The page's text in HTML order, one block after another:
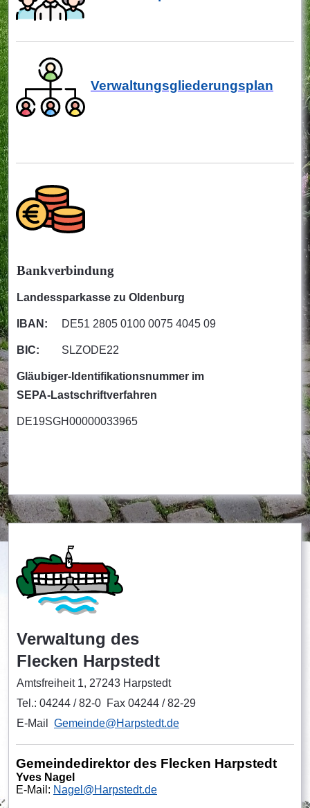
Verwaltungsgliederungsplan
Bankverbindung
Landessparkasse zu Oldenburg
IBAN: DE51 2805 0100 0075 4045 09
BIC: SLZODE22
Gläubiger-Identifikationsnummer im
SEPA-Lastschriftverfahren
DE19SGH00000033965
Verwaltung des
Flecken Harpstedt
Amtsfreiheit 1, 27243 Harpstedt
Tel.: 04244 / 82-0 Fax 04244 / 82-29
E-Mail Gemeinde@Harpstedt.de
Gemeindedirektor des Flecken Harpstedt
Yves Nagel
E-Mail: Nagel@Harpstedt.de